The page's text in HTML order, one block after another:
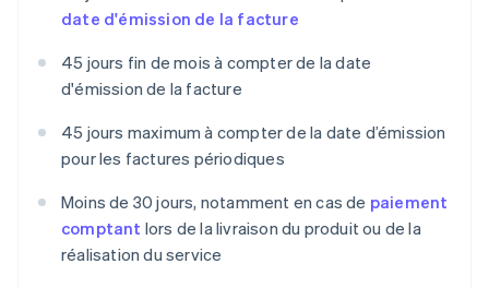
date d'émission de la facture
45 jours fin de mois à compter de la date
d'émission de la facture
45 jours maximum à compter de la date d’émission
pour les factures périodiques
Moins de 30 jours, notamment en cas de paiement
comptant lors de la livraison du produit ou de la
réalisation du service